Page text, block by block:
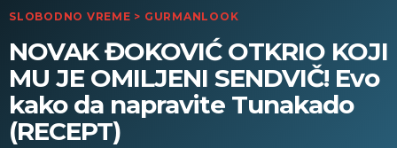
SLOBODNO VREME > GURMANLOOK
NOVAK ĐOKOVIĆ OTKRIO KOJI
MU JE OMILJENI SENDVIČ! Evo
kako da napravite Tunakado
(RECEPT)